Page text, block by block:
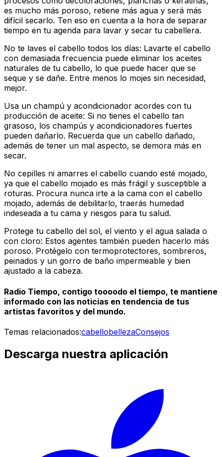
es mucho más poroso, retiene más agua y será más
difícil secarlo. Ten eso en cuenta a la hora de separar
tiempo en tu agenda para lavar y secar tu cabellera.
No te laves el cabello todos los días: Lavarte el cabello
con demasiada frecuencia puede eliminar los aceites
naturales de tu cabello, lo que puede hacer que se
seque y se dañe. Entre menos lo mojes sin necesidad,
mejor.
Usa un champú y acondicionador acordes con tu
producción de aceite: Si no tienes el cabello tan
grasoso, los champús y acondicionadores fuertes
pueden dañarlo. Recuerda que un cabello dañado,
además de tener un mal aspecto, se demora más en
secar.
No cepilles ni amarres el cabello cuando esté mojado,
ya que el cabello mojado es más frágil y susceptible a
roturas. Procura nunca irte a la cama con el cabello
mojado, además de debilitarlo, traerás humedad
indeseada a tu cama y riesgos para tu salud.
Protege tu cabello del sol, el viento y el agua salada o
con cloro: Estos agentes también pueden hacerlo más
poroso. Protégelo con termoprotectores, sombreros,
peinados y un gorro de baño impermeable y bien
ajustado a la cabeza.
Radio Tiempo, contigo toooodo el tiempo, te mantiene
informado con las noticias en tendencia de tus
artistas favoritos y del mundo.
Temas relacionados:cabellobellezaConsejos
Descarga nuestra aplicación